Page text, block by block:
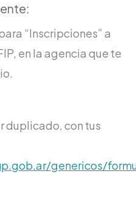
“Inscripciones” a
en la agencia que te
duplicado, con tus
genericos/